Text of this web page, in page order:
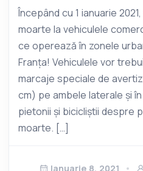
Începând cu 1 ianuarie
moarte la vehiculele
ce operează în zonele
Franța! Vehiculele vor
marcaje speciale de
cm) pe ambele laterale și
pietonii și bicicliștii despre
moarte. […]
Ianuarie 8, 2021